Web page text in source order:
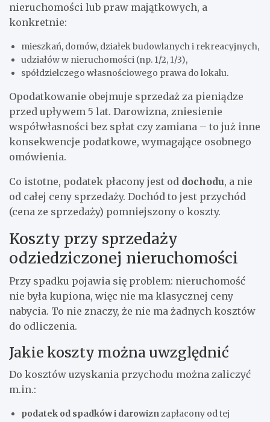
nieruchomości lub praw majątkowych, a
konkretnie:
mieszkań, domów, działek budowlanych i rekreacyjnych,
udziałów w nieruchomości (np. 1/2, 1/3),
spółdzielczego własnościowego prawa do lokalu.
Opodatkowanie obejmuje sprzedaż za pieniądze
przed upływem 5 lat. Darowizna, zniesienie
współwłasności bez spłat czy zamiana – to już inne
konsekwencje podatkowe, wymagające osobnego
omówienia.
Co istotne, podatek płacony jest od dochodu, a nie
od całej ceny sprzedaży. Dochód to jest przychód
(cena ze sprzedaży) pomniejszony o koszty.
Koszty przy sprzedaży
odziedziczonej nieruchomości
Przy spadku pojawia się problem: nieruchomość
nie była kupiona, więc nie ma klasycznej ceny
nabycia. To nie znaczy, że nie ma żadnych kosztów
do odliczenia.
Jakie koszty można uwzględnić
Do kosztów uzyskania przychodu można zaliczyć
m.in.:
podatek od spadków i darowiznzapłacony od tej